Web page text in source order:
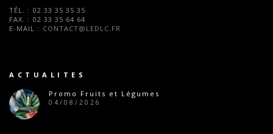
TÉL. : 02 33 35 35 35
FAX. : 02 33 35 64 64
E-MAIL : CONTACT@LEDLC.FR
ACTUALITES
Promo Fruits et Légumes
04/08/2026